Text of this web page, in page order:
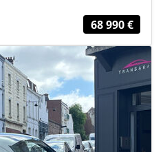
68 990 €